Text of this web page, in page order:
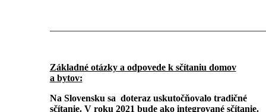
Základné otázky a odpovede k sčítaniu domov
a bytov:
Na Slovensku sa doteraz uskutočňovalo tradičné
sčítanie. V roku 2021 bude ako integrované sčítanie.